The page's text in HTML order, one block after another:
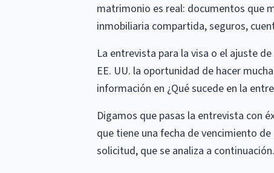
matrimonio es real: documentos que
inmobiliaria compartida, seguros,
La entrevista para la visa o el ajuste
EE. UU. la oportunidad de hacer
información en ¿Qué sucede en la
Digamos que pasas la entrevista con
que tiene una fecha de vencimiento
solicitud, que se analiza a continuación.